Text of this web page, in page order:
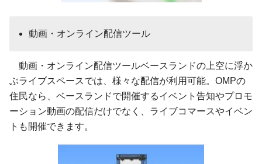
動画・オンライン配信ツール
動画・オンライン配信ツールベースランドの上空に浮か
ぶライブスペースでは、様々な配信が利用可能。OMPの
住民なら、ベースランドで開催するイベント告知やプロモ
ーション動画の配信だけでなく、ライブコマースやイベン
トも開催できます。